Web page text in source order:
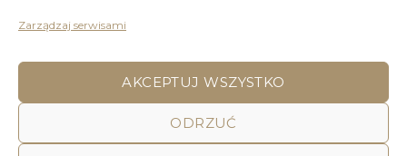
Zarządzaj serwisami
AKCEPTUJ WSZYSTKO
ODRZUĆ
POLITYKA PRYWATNOŚCI
REGULAMIN SKLEPU ON-LINE
DECOR AND YOU